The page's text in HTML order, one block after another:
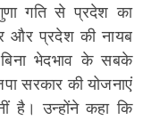
गति से प्रदेश का
और प्रदेश की नायब
भेदभाव के सबके
सरकार की योजनाएं
है। उन्होंने कहा कि